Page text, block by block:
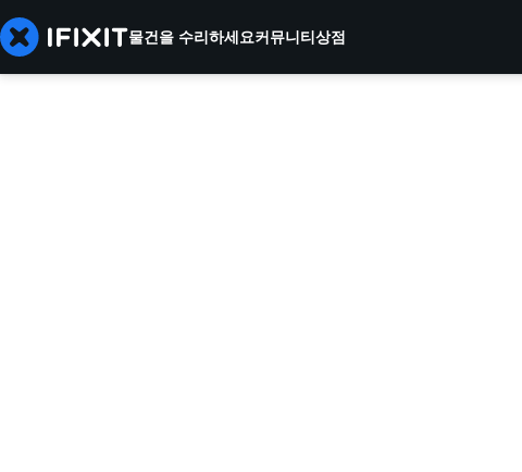
물건을 수리하세요커뮤니티상점